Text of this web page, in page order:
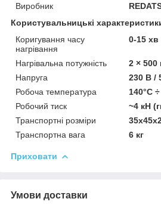
Виробник
Користувальницькі
Коригування часу
нагрівання
0-15 хв
Нагрівальна потужність
2 × 500
Напруга
230 В /
Робоча температура
140°C
Робочий тиск
~4 кН
Транспортні розміри
Транспортна вага
6 кг
Приховати
Умови доставки